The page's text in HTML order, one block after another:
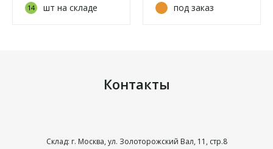
14 шт на складе под заказ
Контакты
Склад: г. Москва, ул. Золоторожский Вал, 11, стр.8